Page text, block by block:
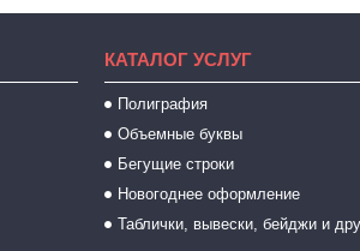
КАТАЛОГ УСЛУГ
Полиграфия
Объемные буквы
Бегущие строки
Новогоднее оформление
Таблички, вывески, бейджи и